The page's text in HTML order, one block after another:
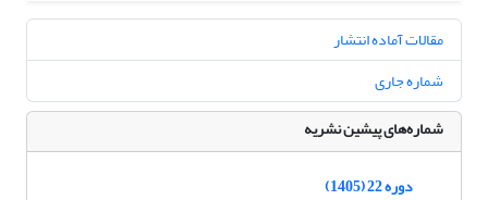
مقالات آماده انتشار
شماره جاری
شماره‌های پیشین نشریه
دوره 22 (1405)